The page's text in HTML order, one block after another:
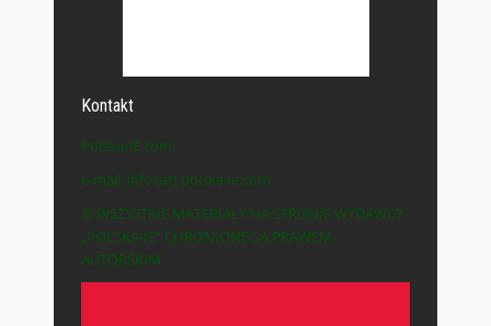
Kontakt
Polska-IE.com
e-mail: info (at) polska-ie.com
© WSZYSTKIE MATERIAŁY NA STRONIE WYDAWCY
„POLSKA-IE” CHRONIONE SĄ PRAWEM
AUTORSKIM.